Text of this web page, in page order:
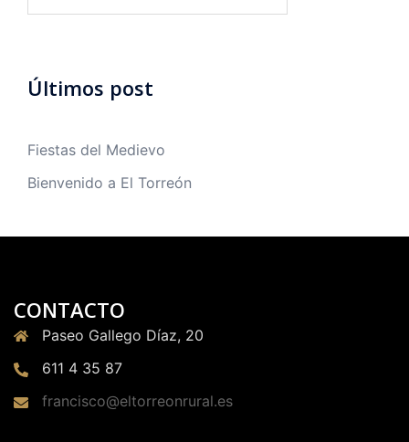
Últimos post
Fiestas del Medievo
Bienvenido a El Torreón
CONTACTO
Paseo Gallego Díaz, 20
611 4 35 87
francisco@eltorreonrural.es